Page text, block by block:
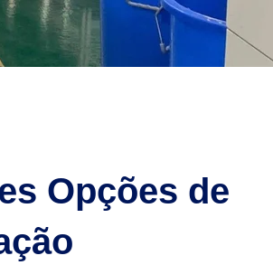
Opções de